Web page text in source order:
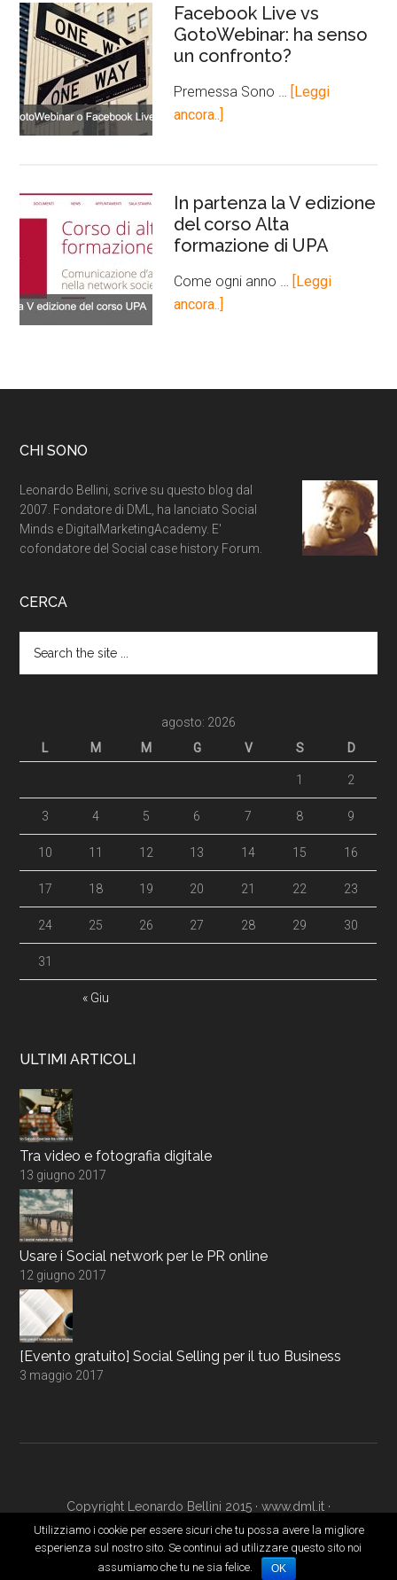
Facebook Live vs
GotoWebinar: ha senso
un confronto?
Premessa Sono … [Leggi
ancora..]
In partenza la V edizione
del corso Alta
formazione di UPA
Come ogni anno … [Leggi
ancora..]
CHI SONO
Leonardo Bellini, scrive su questo blog dal
2007. Fondatore di DML, ha lanciato Social
Minds e DigitalMarketingAcademy. E'
cofondatore del Social case history Forum.
CERCA
agosto: 2026
L
M M G V S D
« Giu
1 2
3 4 5 6 7 8 9
10 11 12 13 14 15 16
17 18 19 20 21 22 23
24 25 26 27 28 29 30
31
ULTIMI ARTICOLI
Tra video e fotografia digitale
13 giugno 2017
Usare i Social network per le PR online
12 giugno 2017
[Evento gratuito] Social Selling per il tuo Business
3 maggio 2017
Copyright Leonardo Bellini 2015 · www.dml.it ·
www.digitalmarketingacademy.it· Login
Utilizziamo i cookie per essere sicuri che tu possa avere la migliore
esperienza sul nostro sito. Se continui ad utilizzare questo sito noi
assumiamo che tu ne sia felice.
OK